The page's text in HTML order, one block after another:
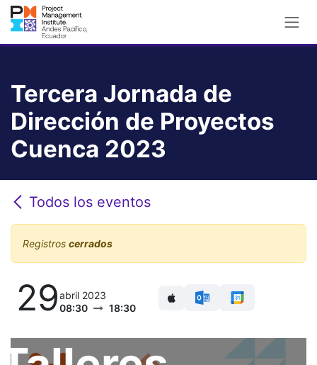
Ir al contenido
Tercera Jornada de
Dirección de Proyectos
Cuenca 2023
Todos los eventos
Registros cerrados
29abril 2023
08:30
18:30